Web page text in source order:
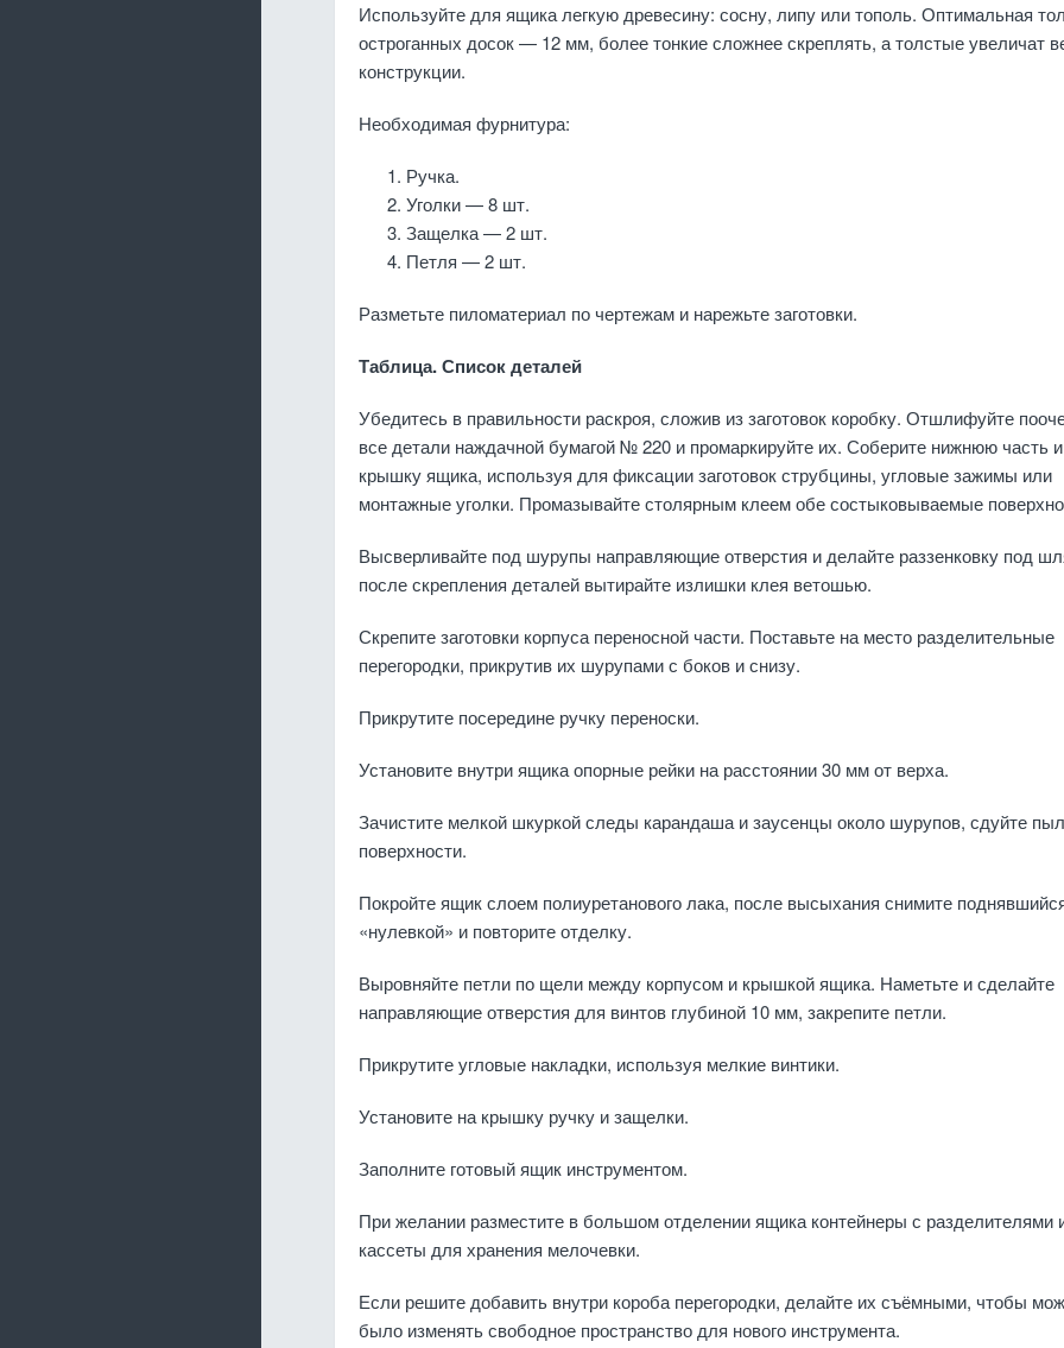
Используйте для ящика легкую древесину: сосну, липу или тополь. Оптимальная
остроганных досок — 12 мм, более тонкие сложнее скреплять, а толстые увеличат
конструкции.
Необходимая фурнитура:
Ручка.
Уголки — 8 шт.
Защелка — 2 шт.
Петля — 2 шт.
Разметьте пиломатериал по чертежам и нарежьте заготовки.
Таблица. Список деталей
Убедитесь в правильности раскроя, сложив из заготовок коробку. Отшлифуйте
все детали наждачной бумагой № 220 и промаркируйте их. Соберите нижнюю часть и
крышку ящика, используя для фиксации заготовок струбцины, угловые зажимы или
монтажные уголки. Промазывайте столярным клеем обе состыковываемые
Высверливайте под шурупы направляющие отверстия и делайте раззенковку под
после скрепления деталей вытирайте излишки клея ветошью.
Скрепите заготовки корпуса переносной части. Поставьте на место разделительные
перегородки, прикрутив их шурупами с боков и снизу.
Прикрутите посередине ручку переноски.
Установите внутри ящика опорные рейки на расстоянии 30 мм от верха.
Зачистите мелкой шкуркой следы карандаша и заусенцы около шурупов, сдуйте
поверхности.
Покройте ящик слоем полиуретанового лака, после высыхания снимите
«нулевкой» и повторите отделку.
Выровняйте петли по щели между корпусом и крышкой ящика. Наметьте и сделайте
направляющие отверстия для винтов глубиной 10 мм, закрепите петли.
Прикрутите угловые накладки, используя мелкие винтики.
Установите на крышку ручку и защелки.
Заполните готовый ящик инструментом.
При желании разместите в большом отделении ящика контейнеры с разделителями
кассеты для хранения мелочевки.
Если решите добавить внутри короба перегородки, делайте их съёмными, чтобы
было изменять свободное пространство для нового инструмента.